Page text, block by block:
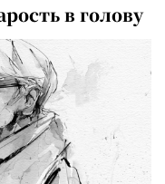
в голову